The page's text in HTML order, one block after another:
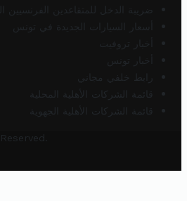
ضريبة الدخل للمتقاعدين الفرنسيين
أسعار السيارات الجديدة في تونس
أخبار تروفيت
أخبار تونس
رابط خلفي مجاني
قائمة الشركات الأهلية المحلية
قائمة الشركات الأهلية الجهوية